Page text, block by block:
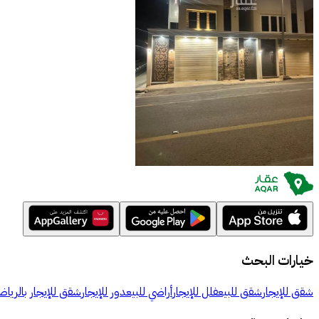
خيارات البحث
شقق للإيجارشقق للبيعفلل للإيجارأراضي للبيعدور للإيجارشقق للإيجار